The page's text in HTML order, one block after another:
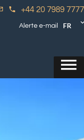
+44 20 7989 7777
Alerte e-mail FR